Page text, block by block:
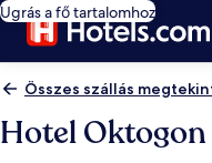
Ugrás a fő tartalomhoz
Összes szállás
Hotel